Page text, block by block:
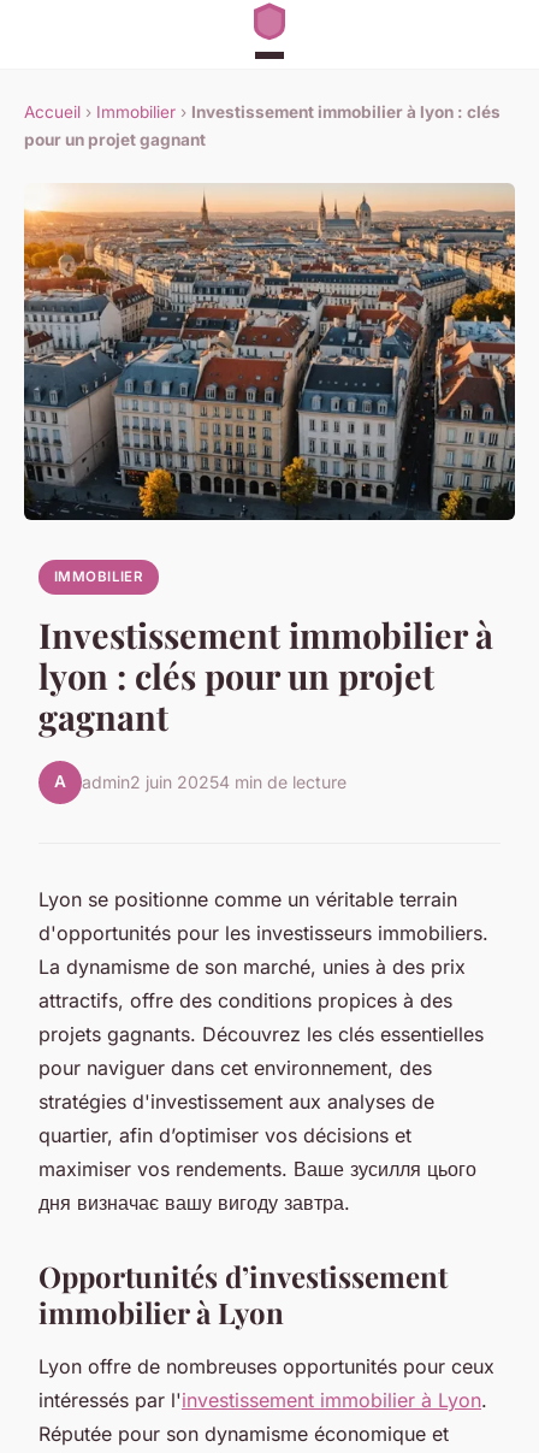
Accueil › Immobilier › Investissement immobilier à lyon : clés
pour un projet gagnant
IMMOBILIER
Investissement immobilier à
lyon : clés pour un projet
gagnant
A admin2 juin 20254 min de lecture
Lyon se positionne comme un véritable terrain
d'opportunités pour les investisseurs immobiliers.
La dynamisme de son marché, unies à des prix
attractifs, offre des conditions propices à des
projets gagnants. Découvrez les clés essentielles
pour naviguer dans cet environnement, des
stratégies d'investissement aux analyses de
quartier, afin d’optimiser vos décisions et
maximiser vos rendements. Ваше зусилля цього
дня визначає вашу вигоду завтра.
Opportunités d’investissement
immobilier à Lyon
Lyon offre de nombreuses opportunités pour ceux
intéressés par l'investissement immobilier à Lyon.
Réputée pour son dynamisme économique et